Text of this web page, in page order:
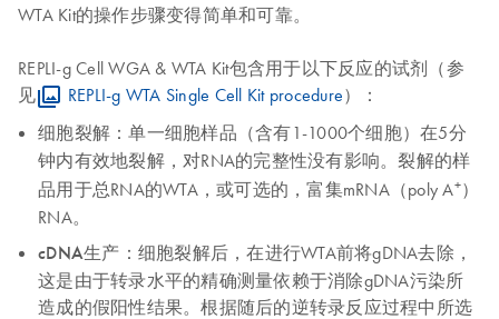
WTA Kit的操作步骤变得简单和可靠。
REPLI-g Cell WGA & WTA Kit包含用于以下反应的试剂（参
见
REPLI-g WTA Single Cell Kit procedure）：
细胞裂解：单一细胞样品（含有1-1000个细胞）在5分
钟内有效地裂解，对RNA的完整性没有影响。裂解的样
品用于总RNA的WTA，或可选的，富集mRNA（poly A+）
RNA。
cDNA生产： 细胞裂解后，在进行WTA前将gDNA去除，
这是由于转录水平的精确测量依赖于消除gDNA污染所
造成的假阳性结果。根据随后的逆转录反应过程中所选